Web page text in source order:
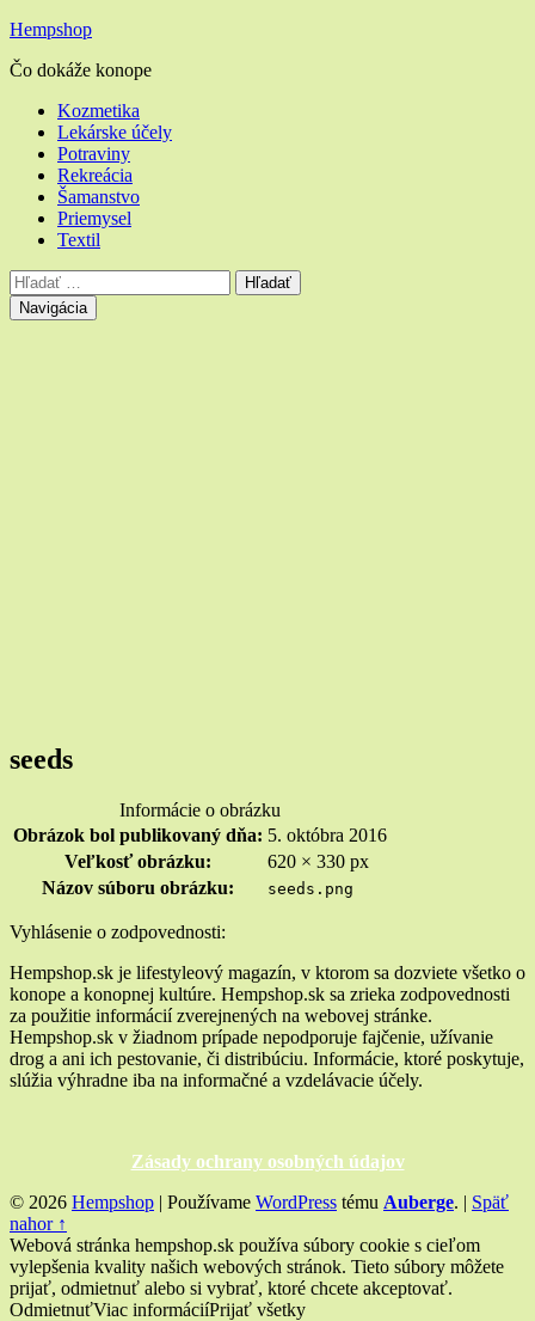
Hempshop
Čo dokáže konope
Hlavné
menu
Kozmetika
Lekárske účely
Potraviny
Rekreácia
Šamanstvo
Priemysel
Textil
Vyhľadávanie
Hľadať:
Navigácia
seeds
Informácie o obrázku
Obrázok bol publikovaný dňa: 5. októbra 2016
Veľkosť obrázku:
620 × 330 px
Názov súboru obrázku:
seeds.png
Widgety
v
pätičke
Vyhlásenie o zodpovednosti:
Hempshop.sk je lifestyleový magazín, v ktorom sa dozviete všetko o
konope a konopnej kultúre. Hempshop.sk sa zrieka zodpovednosti
za použitie informácií zverejnených na webovej stránke.
Hempshop.sk v žiadnom prípade nepodporuje fajčenie, užívanie
drog a ani ich pestovanie, či distribúciu. Informácie, ktoré poskytuje,
slúžia výhradne iba na informačné a vzdelávacie účely.
Zásady ochrany osobných údajov
© 2026 Hempshop | Používame WordPress tému Auberge. | Späť
nahor ↑
Webová stránka hempshop.sk používa súbory cookie s cieľom
vylepšenia kvality našich webových stránok. Tieto súbory môžete
prijať, odmietnuť alebo si vybrať, ktoré chcete akceptovať.
OdmietnuťViac informáciíPrijať všetky